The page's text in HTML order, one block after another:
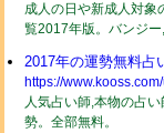
成人の日や新成人対象
覧2017年版。バンジー
2017年の運勢無料占
https://
人気占い師,本物の占
勢。全部無料。